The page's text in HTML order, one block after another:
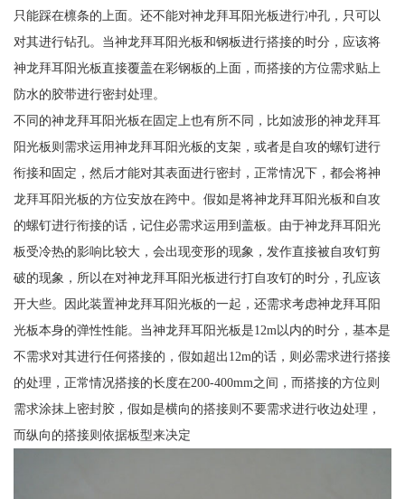
只能踩在檩条的上面。还不能对神龙拜耳阳光板进行冲孔，只可以
对其进行钻孔。当神龙拜耳阳光板和钢板进行搭接的时分，应该将
神龙拜耳阳光板直接覆盖在彩钢板的上面，而搭接的方位需求贴上
防水的胶带进行密封处理。
不同的神龙拜耳阳光板在固定上也有所不同，比如波形的神龙拜耳
阳光板则需求运用神龙拜耳阳光板的支架，或者是自攻的螺钉进行
衔接和固定，然后才能对其表面进行密封，正常情况下，都会将神
龙拜耳阳光板的方位安放在跨中。假如是将神龙拜耳阳光板和自攻
的螺钉进行衔接的话，记住必需求运用到盖板。由于神龙拜耳阳光
板受冷热的影响比较大，会出现变形的现象，发作直接被自攻钉剪
破的现象，所以在对神龙拜耳阳光板进行打自攻钉的时分，孔应该
开大些。因此装置神龙拜耳阳光板的一起，还需求考虑神龙拜耳阳
光板本身的弹性性能。当神龙拜耳阳光板是12m以内的时分，基本是
不需求对其进行任何搭接的，假如超出12m的话，则必需求进行搭接
的处理，正常情况搭接的长度在200-400mm之间，而搭接的方位则
需求涂抹上密封胶，假如是横向的搭接则不要需求进行收边处理，
而纵向的搭接则依据板型来决定